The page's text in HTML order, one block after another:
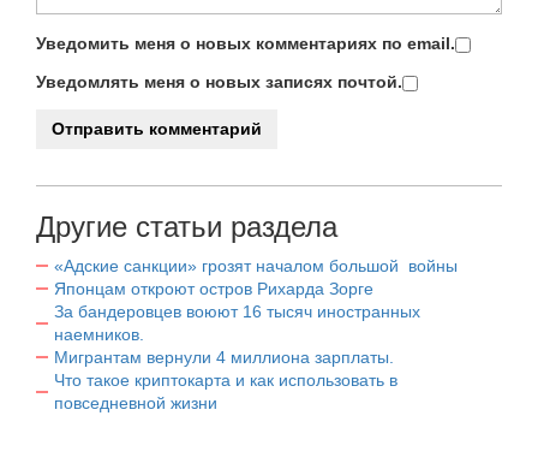
Уведомить меня о новых комментариях по email.
Уведомлять меня о новых записях почтой.
Другие статьи раздела
«Адские санкции» грозят началом большой войны
Японцам откроют остров Рихарда Зорге
За бандеровцев воюют 16 тысяч иностранных
наемников.
Мигрантам вернули 4 миллиона зарплаты.
Что такое криптокарта и как использовать в
повседневной жизни